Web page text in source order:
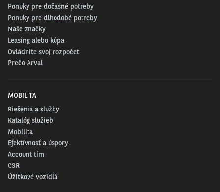
Ponuky pre dočasné potreby
Ponuky pre dlhodobé potreby
Naše značky
Leasing alebo kúpa
Ovládnite svoj rozpočet
Prečo Arval
MOBILITA
Riešenia a služby
Katalóg služieb
Mobilita
Efektívnosť a úspory
Account tím
CSR
Úžitkové vozidlá